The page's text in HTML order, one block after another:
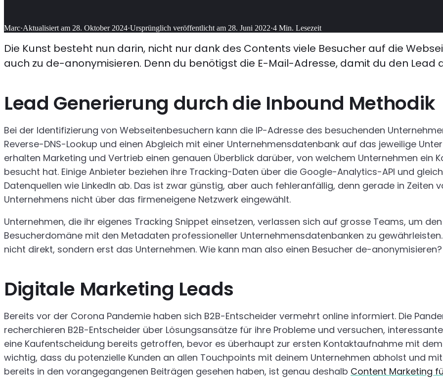
Marc·Aktualisiert am 28. Oktober 2024·Ursprünglich veröffentlicht am 28. Juni 2022·4 Min. Lesezeit
Die Kunst besteht nun darin, nicht nur dank des Contents viele Besucher auf die
auch zu de-anonymisieren. Denn du benötigst die E-Mail-Adresse, damit du den
Lead Generierung durch die Inbound
Bei der Identifizierung von Webseitenbesuchern kann die IP-Adresse des besuchenden
Reverse-DNS-Lookup und einen Abgleich mit einer Unternehmensdatenbank auf das jeweilige
erhalten Marketing und Vertrieb einen genauen Überblick darüber, von welchem Unternehmen ein
besucht hat. Einige Anbieter beziehen ihre Tracking-Daten über die Google-Analytics-API und
Datenquellen wie LinkedIn ab. Das ist zwar günstig, aber auch fehleranfällig, denn gerade in Zeiten
Unternehmens nicht über das firmeneigene Netzwerk eingewählt.
Unternehmen, die ihr eigenes Tracking Snippet einsetzen, verlassen sich auf grosse Teams, um
Besucherdomäne mit den Metadaten professioneller Unternehmensdatenbanken zu
nicht direkt, sondern erst das Unternehmen. Wie kann man also einen Besucher de-
Digitale Marketing Leads
Bereits vor der Corona Pandemie haben sich B2B-Entscheider vermehrt online informiert. Die
recherchieren B2B-Entscheider über Lösungsansätze für ihre Probleme und versuchen,
eine Kaufentscheidung bereits getroffen, bevor es überhaupt zur ersten Kontaktaufnahme mit
wichtig, dass du potenzielle Kunden an allen Touchpoints mit deinem Unternehmen abholst und
bereits in den vorangegangenen Beiträgen gesehen haben, ist genau deshalb Content Marketing